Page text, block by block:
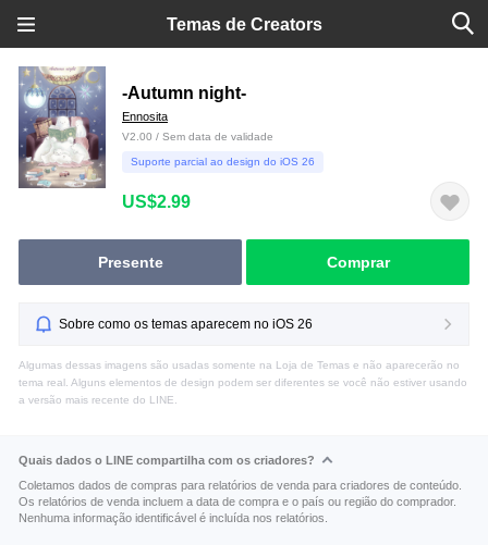
Temas de Creators
-Autumn night-
Ennosita
V2.00 / Sem data de validade
Suporte parcial ao design do iOS 26
US$2.99
Presente Comprar
Sobre como os temas aparecem no iOS 26
Algumas dessas imagens são usadas somente na Loja de Temas e não aparecerão no
tema real. Alguns elementos de design podem ser diferentes se você não estiver usando
a versão mais recente do LINE.
Quais dados o LINE compartilha com os criadores?
Coletamos dados de compras para relatórios de venda para criadores de conteúdo.
Os relatórios de venda incluem a data de compra e o país ou região do comprador.
Nenhuma informação identificável é incluída nos relatórios.